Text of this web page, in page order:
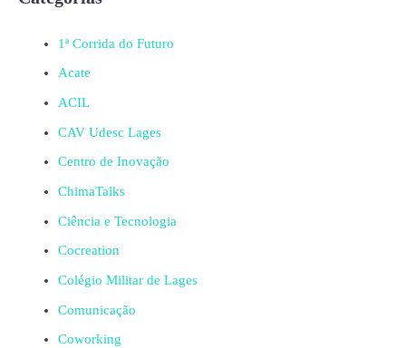
1ª Corrida do Futuro
Acate
ACIL
CAV Udesc Lages
Centro de Inovação
ChimaTalks
Ciência e Tecnologia
Cocreation
Colégio Militar de Lages
Comunicação
Coworking